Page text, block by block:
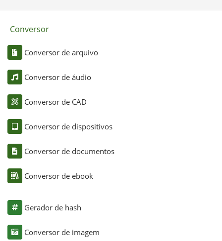
Conversor
Conversor de arquivo
Conversor de áudio
Conversor de CAD
Conversor de dispositivos
Conversor de documentos
Conversor de ebook
Gerador de hash
Conversor de imagem